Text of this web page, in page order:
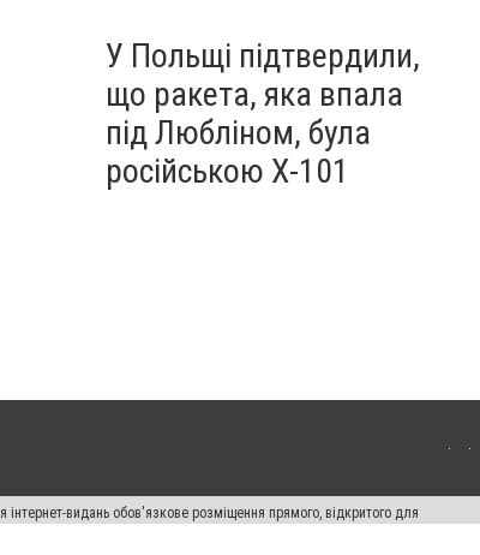
У Польщі підтвердили,
що ракета, яка впала
під Любліном, була
російською Х-101
видань обов'язкове розміщення прямого, відкритого для